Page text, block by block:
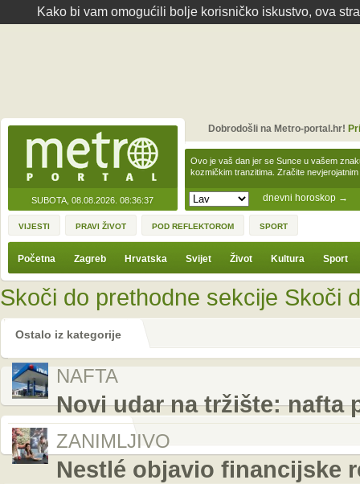
Kako bi vam omogućili bolje korisničko iskustvo, ova
SUBOTA, 08.08.2026. 08:36:37 dnevni horoskop →
Ovo je vaš dan jer se Sunce u vašem
kozmičkim tranzitima. Zračite
Dobrodošli na Metro-portal.hr!
VIJESTI PRAVI ŽIVOT POD REFLEKTOROM SPORT
Početna Zagreb Hrvatska Svijet Život Kultura Sport
Skoči do prethodne sekcije Skoči
Ostalo iz kategorije
NAFTA
Novi udar na tržište: nafta
ZANIMLJIVO
Nestlé objavio financijske